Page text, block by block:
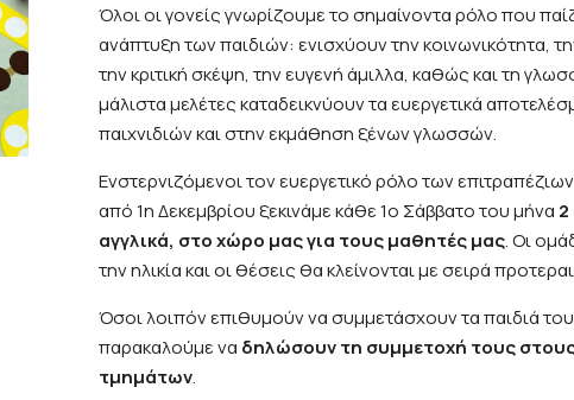
Όλοι οι γονείς γνωρίζουμε το σημαίνοντα ρόλο που
ανάπτυξη των παιδιών: ενισχύουν την κοινωνικότητα,
την κριτική σκέψη, την ευγενή άμιλλα, καθώς και τη
μάλιστα μελέτες καταδεικνύουν τα ευεργετικά
παιχνιδιών και στην εκμάθηση ξένων γλωσσών.
Ενστερνιζόμενοι τον ευεργετικό ρόλο των
από 1η Δεκεμβρίου ξεκινάμε κάθε 1ο Σάββατο του μήνα
αγγλικά, στο χώρο μας για τους μαθητές μας. Οι
την ηλικία και οι θέσεις θα κλείνονται με σειρά
Όσοι λοιπόν επιθυμούν να συμμετάσχουν τα παιδιά
παρακαλούμε να δηλώσουν τη συμμετοχή τους
τμημάτων.